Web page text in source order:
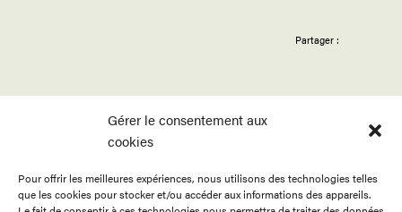
Gérer le consentement aux
cookies
Pour offrir les meilleures expériences, nous utilisons des technologies telles
que les cookies pour stocker et/ou accéder aux informations des appareils.
Partager :
ACCUEIL
PROGRAMMATION
APPELS
PUBLICATIONS
BOUTIQUE
CONTACT